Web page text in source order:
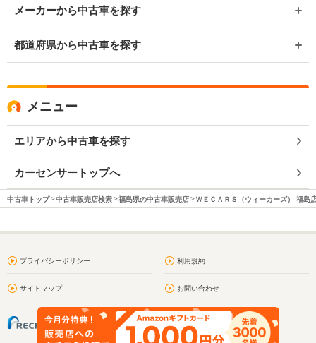
メーカーから中古車を探す
都道府県から中古車を探す
メニュー
エリアから中古車を探す
カーセンサートップへ
中古車トップ 中古車販売店検索 福島県の中古車販売店 ＷＥＣＡＲＳ（ウィーカーズ） 福島
プライバシーポリシー 利用規約
サイトマップ お問い合わせ